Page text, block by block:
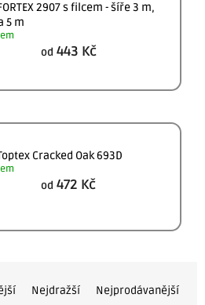
2907 s filcem - šíře 3 m,
5 m
od 443 Kč
Cracked Oak 693D
od 472 Kč
Nejdražší Nejprodávanější